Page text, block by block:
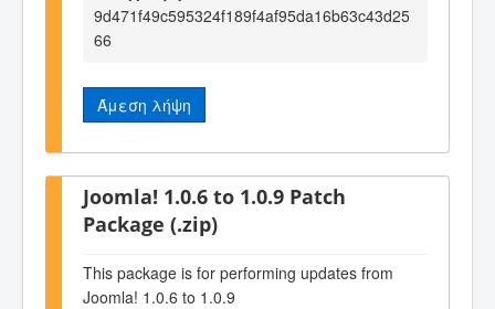
9d471f49c595324f189f4af95da16b63c43d25
66
Άμεση λήψη
Joomla! 1.0.6 to 1.0.9 Patch
Package (.zip)
This package is for performing updates from
Joomla! 1.0.6 to 1.0.9